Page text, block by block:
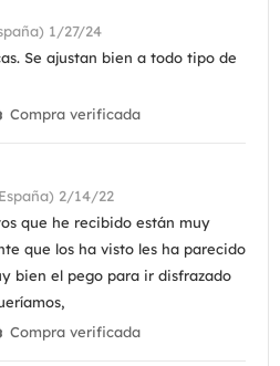
1/27/24
Se ajustan bien a todo tipo de
Compra verificada
2/14/22
que he recibido están muy
que los ha visto les ha parecido
bien el pego para ir disfrazado
Compra verificada